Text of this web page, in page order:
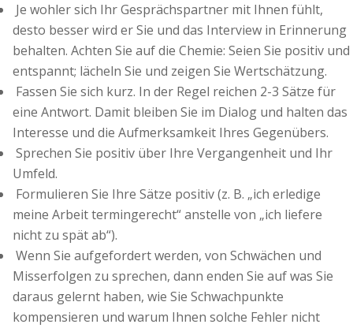
Je wohler sich Ihr Gesprächspartner mit Ihnen fühlt,
desto besser wird er Sie und das Interview in Erinnerung
behalten. Achten Sie auf die Chemie: Seien Sie positiv und
entspannt; lächeln Sie und zeigen Sie Wertschätzung.
Fassen Sie sich kurz. In der Regel reichen 2-3 Sätze für
eine Antwort. Damit bleiben Sie im Dialog und halten das
Interesse und die Aufmerksamkeit Ihres Gegenübers.
Sprechen Sie positiv über Ihre Vergangenheit und Ihr
Umfeld.
Formulieren Sie Ihre Sätze positiv (z. B. „ich erledige
meine Arbeit termingerecht“ anstelle von „ich liefere
nicht zu spät ab“).
Wenn Sie aufgefordert werden, von Schwächen und
Misserfolgen zu sprechen, dann enden Sie auf was Sie
daraus gelernt haben, wie Sie Schwachpunkte
kompensieren und warum Ihnen solche Fehler nicht